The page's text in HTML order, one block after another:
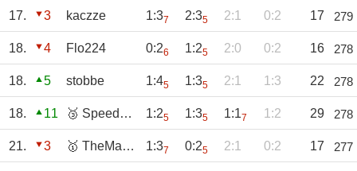
17. 3 kaczze 1:37 2:35 2:1 0:2 17 279
18. 4 Flo224 0:26 1:25 2:0 0:2 16 278
18. 5 stobbe 1:45 1:35 2:1 1:3 22 278
18. 11 🥉 Speedy63 1:25 1:35 1:17 1:2 29 278
21. 3 🥇 TheMagicEye 1:37 0:25 2:1 0:2 17 277